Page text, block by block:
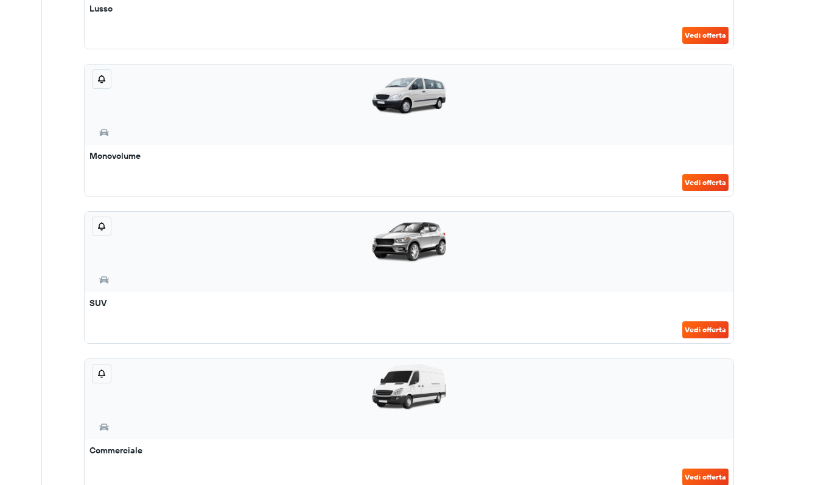
Lusso
Vedi offerta
Monovolume
Vedi offerta
SUV
Vedi offerta
Commerciale
Vedi offerta